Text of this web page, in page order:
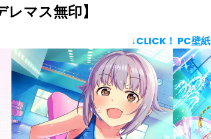
マス無印】
↓CLICK！ PC壁